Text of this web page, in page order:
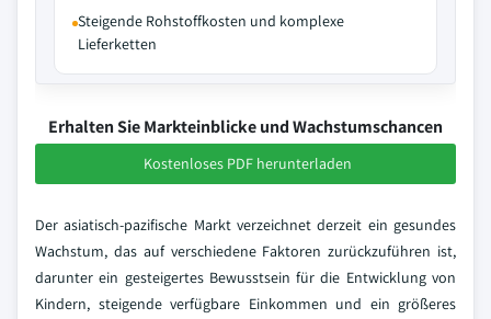
Steigende Rohstoffkosten und komplexe
Lieferketten
Erhalten Sie Markteinblicke und Wachstumschancen
Kostenloses PDF herunterladen
Der asiatisch-pazifische Markt verzeichnet derzeit ein gesundes
Wachstum, das auf verschiedene Faktoren zurückzuführen ist,
darunter ein gesteigertes Bewusstsein für die Entwicklung von
Kindern, steigende verfügbare Einkommen und ein größeres